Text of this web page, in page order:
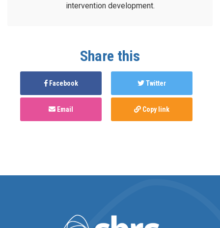
intervention development.
Share this
Facebook Twitter
Email Copy link